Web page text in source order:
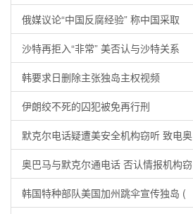
俄媒议论“中国反腐经验” 称中国采取
沙特再拒入“非常” 美否认与沙特关系
韩要求日删除主张独岛主权视频
伊朗绞不死的囚犯被免再行刑
默克尔电话疑遭美安全机构窃听 致电奥
奥巴马与默克尔通电话 否认情报机构窃
韩国特种部队美国加州跳伞宣传独岛 (